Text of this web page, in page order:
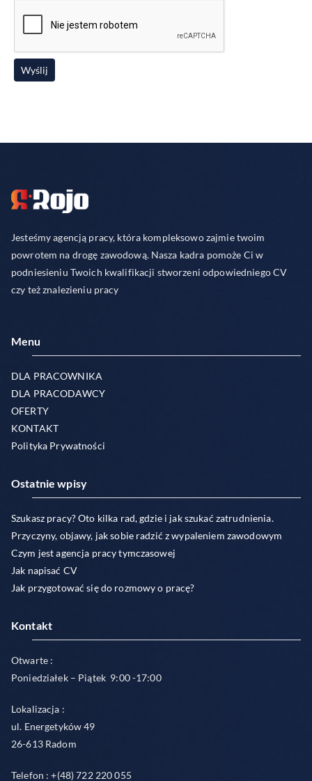
Jesteśmy agencją pracy, która kompleksowo zajmie twoim
powrotem na drogę zawodową. Nasza kadra pomoże Ci w
podniesieniu Twoich kwalifikacji stworzeni odpowiedniego CV
czy też znalezieniu pracy
Menu
DLA PRACOWNIKA
DLA PRACODAWCY
OFERTY
KONTAKT
Polityka Prywatności
Ostatnie wpisy
Szukasz pracy? Oto kilka rad, gdzie i jak szukać zatrudnienia.
Przyczyny, objawy, jak sobie radzić z wypaleniem zawodowym
Czym jest agencja pracy tymczasowej
Jak napisać CV
Jak przygotować się do rozmowy o pracę?
Kontakt
Otwarte :
Poniedziałek – Piątek 9:00 -17:00
Lokalizacja :
ul. Energetyków 49
26-613 Radom
Telefon : +(48) 722 220 055